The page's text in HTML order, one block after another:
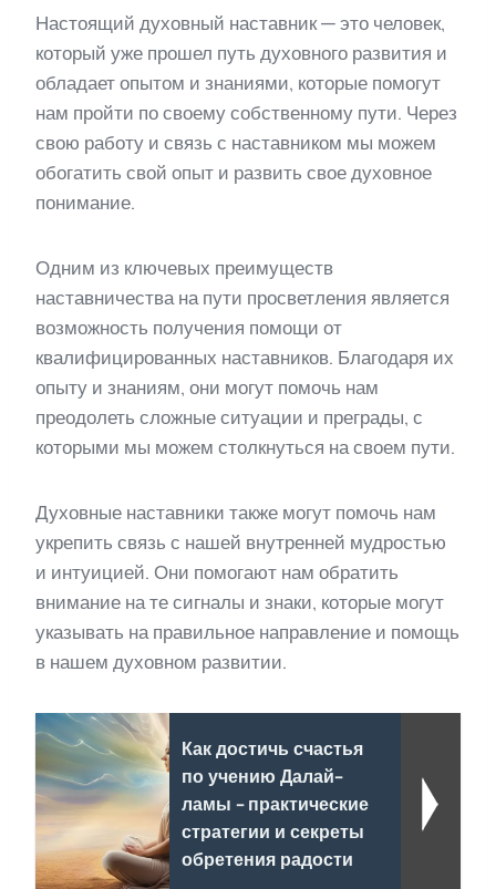
Настоящий духовный наставник — это человек,
который уже прошел путь духовного развития и
обладает опытом и знаниями, которые помогут
нам пройти по своему собственному пути. Через
свою работу и связь с наставником мы можем
обогатить свой опыт и развить свое духовное
понимание.
Одним из ключевых преимуществ
наставничества на пути просветления является
возможность получения помощи от
квалифицированных наставников. Благодаря их
опыту и знаниям, они могут помочь нам
преодолеть сложные ситуации и преграды, с
которыми мы можем столкнуться на своем пути.
Духовные наставники также могут помочь нам
укрепить связь с нашей внутренней мудростью
и интуицией. Они помогают нам обратить
внимание на те сигналы и знаки, которые могут
указывать на правильное направление и помощь
в нашем духовном развитии.
Как достичь счастья
по учению Далай-
ламы - практические
стратегии и секреты
обретения радости